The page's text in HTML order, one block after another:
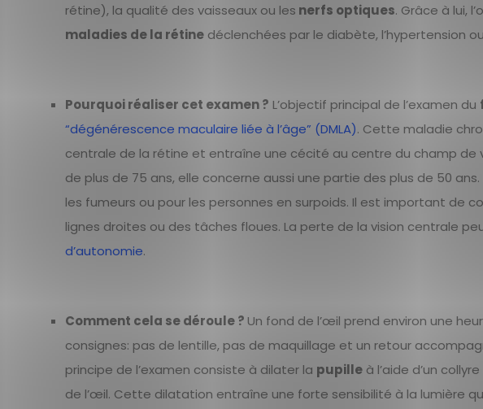
rétine), la qualité des vaisseaux ou les nerfs optiques. Grâce à lui,
maladies de la rétine déclenchées par le diabète, l’hypertension
Pourquoi réaliser cet examen ? L’objectif principal de l’examen du
“dégénérescence maculaire liée à l’âge” (DMLA). Cette maladie
centrale de la rétine et entraîne une cécité au centre du champ de
de plus de 75 ans, elle concerne aussi une partie des plus de 50
les fumeurs ou pour les personnes en surpoids. Il est important de
lignes droites ou des tâches floues. La perte de la vision centrale
d’autonomie.
Comment cela se déroule ? Un fond de l’œil prend environ une
consignes: pas de lentille, pas de maquillage et un retour
principe de l’examen consiste à dilater la pupille à l’aide d’un
de l’œil. Cette dilatation entraîne une forte sensibilité à la lumière